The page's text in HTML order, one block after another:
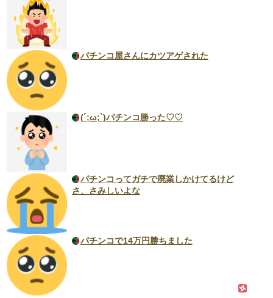
パチンコ屋さんにカツアゲされた
(´;ω;`)パチンコ勝った♡♡
パチンコってガチで廃業しかけてるけど
さ、さみしいよな
パチンコで14万円勝ちました